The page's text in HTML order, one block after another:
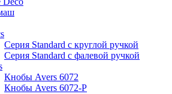
Серия Standard с круглой ручкой
Серия Standard с фалевой ручкой
Кнобы Avers 6072
Кнобы Avers 6072-P